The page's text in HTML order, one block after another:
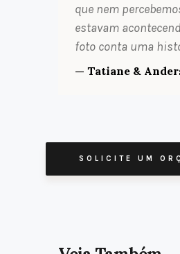
que nem
estavam
foto conta uma
— Tatiane &
SOLICITE UM